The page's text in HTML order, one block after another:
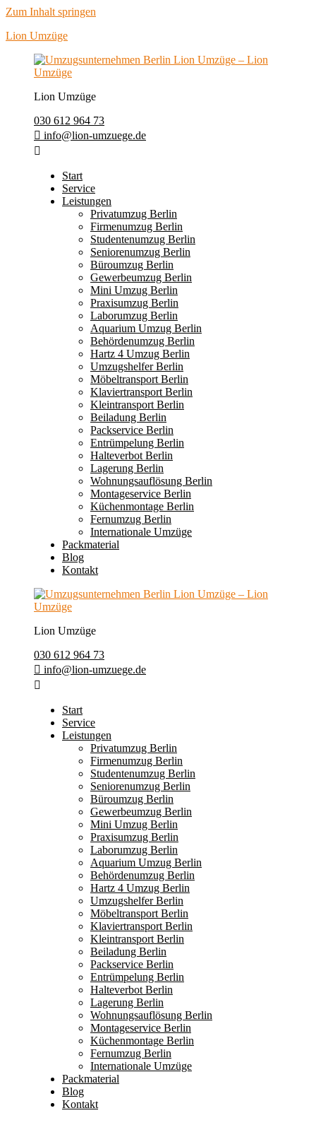
Zum Inhalt springen
Lion Umzüge
Lion Umzüge
030 612 964 73
info@lion-umzuege.de
Start
Service
Leistungen
Privatumzug Berlin
Firmenumzug Berlin
Studentenumzug Berlin
Seniorenumzug Berlin
Büroumzug Berlin
Gewerbeumzug Berlin
Mini Umzug Berlin
Praxisumzug Berlin
Laborumzug Berlin
Aquarium Umzug Berlin
Behördenumzug Berlin
Hartz 4 Umzug Berlin
Umzugshelfer Berlin
Möbeltransport Berlin
Klaviertransport Berlin
Kleintransport Berlin
Beiladung Berlin
Packservice Berlin
Entrümpelung Berlin
Halteverbot Berlin
Lagerung Berlin
Wohnungsauflösung Berlin
Montageservice Berlin
Küchenmontage Berlin
Fernumzug Berlin
Internationale Umzüge
Packmaterial
Blog
Kontakt
Lion Umzüge
030 612 964 73
info@lion-umzuege.de
Start
Service
Leistungen
Privatumzug Berlin
Firmenumzug Berlin
Studentenumzug Berlin
Seniorenumzug Berlin
Büroumzug Berlin
Gewerbeumzug Berlin
Mini Umzug Berlin
Praxisumzug Berlin
Laborumzug Berlin
Aquarium Umzug Berlin
Behördenumzug Berlin
Hartz 4 Umzug Berlin
Umzugshelfer Berlin
Möbeltransport Berlin
Klaviertransport Berlin
Kleintransport Berlin
Beiladung Berlin
Packservice Berlin
Entrümpelung Berlin
Halteverbot Berlin
Lagerung Berlin
Wohnungsauflösung Berlin
Montageservice Berlin
Küchenmontage Berlin
Fernumzug Berlin
Internationale Umzüge
Packmaterial
Blog
Kontakt